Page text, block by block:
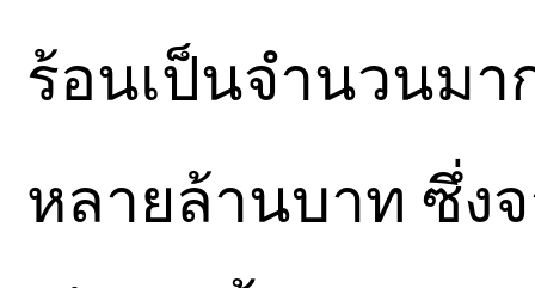
ร้อนเป็นจำนวนมา
หลายล้านบาท ซึ่ง